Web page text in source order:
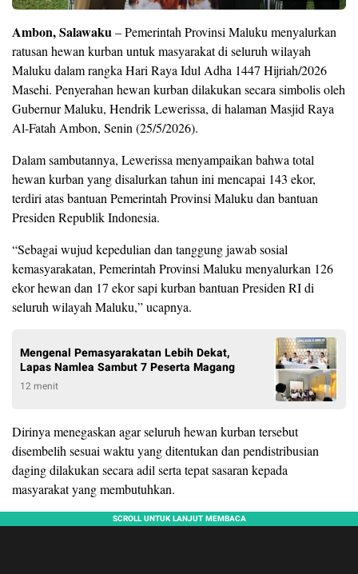
Ambon, Salawaku– Pemerintah Provinsi Maluku menyalurkan
ratusan hewan kurban untuk masyarakat di seluruh wilayah
Maluku dalam rangka Hari Raya Idul Adha 1447 Hijriah/2026
Masehi. Penyerahan hewan kurban dilakukan secara simbolis oleh
Gubernur Maluku, Hendrik Lewerissa, di halaman Masjid Raya
Al-Fatah Ambon, Senin (25/5/2026).
Dalam sambutannya, Lewerissa menyampaikan bahwa total
hewan kurban yang disalurkan tahun ini mencapai 143 ekor,
terdiri atas bantuan Pemerintah Provinsi Maluku dan bantuan
Presiden Republik Indonesia.
“Sebagai wujud kepedulian dan tanggung jawab sosial
kemasyarakatan, Pemerintah Provinsi Maluku menyalurkan 126
ekor hewan dan 17 ekor sapi kurban bantuan Presiden RI di
seluruh wilayah Maluku,” ucapnya.
Mengenal Pemasyarakatan Lebih Dekat,
Lapas Namlea Sambut 7 Peserta Magang
12 menit
Dirinya menegaskan agar seluruh hewan kurban tersebut
disembelih sesuai waktu yang ditentukan dan pendistribusian
daging dilakukan secara adil serta tepat sasaran kepada
masyarakat yang membutuhkan.